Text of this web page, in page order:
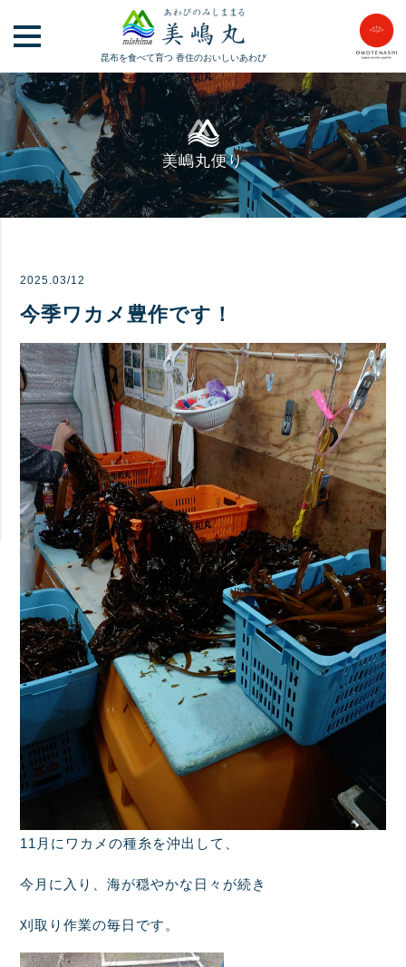
昆布を食べて育つ香住のおいしいあわび
美嶋丸便り
2025.03/12
今季ワカメ豊作です！
11月にワカメの種糸を沖出して、
今月に入り、海が穏やかな日々が続き
刈取り作業の毎日です。